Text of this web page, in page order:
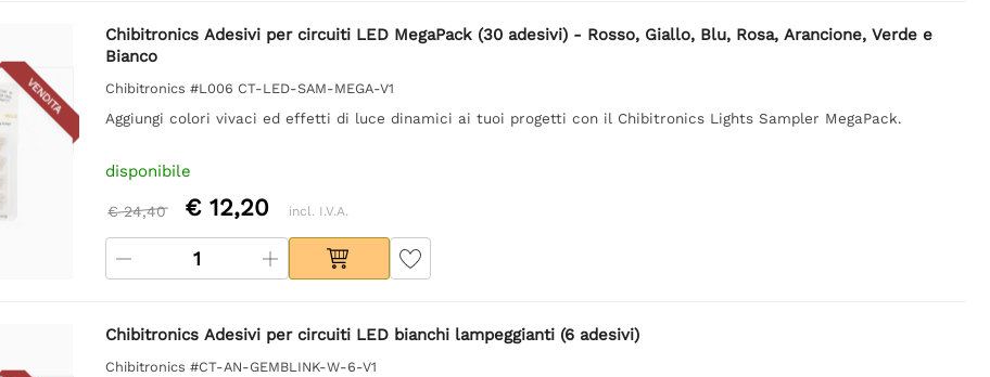
VENDITA
Chibitronics Adesivi per circuiti LED MegaPack (30 adesivi) - Rosso, Giallo, Blu, Rosa, Arancione, Verde e
Bianco
Chibitronics #L006 CT-LED-SAM-MEGA-V1
Aggiungi colori vivaci ed effetti di luce dinamici ai tuoi progetti con il Chibitronics Lights Sampler MegaPack.
disponibile
€ 24,40 € 12,20 incl. I.V.A.
Chibitronics Adesivi per circuiti LED bianchi lampeggianti (6 adesivi)
Chibitronics #CT-AN-GEMBLINK-W-6-V1